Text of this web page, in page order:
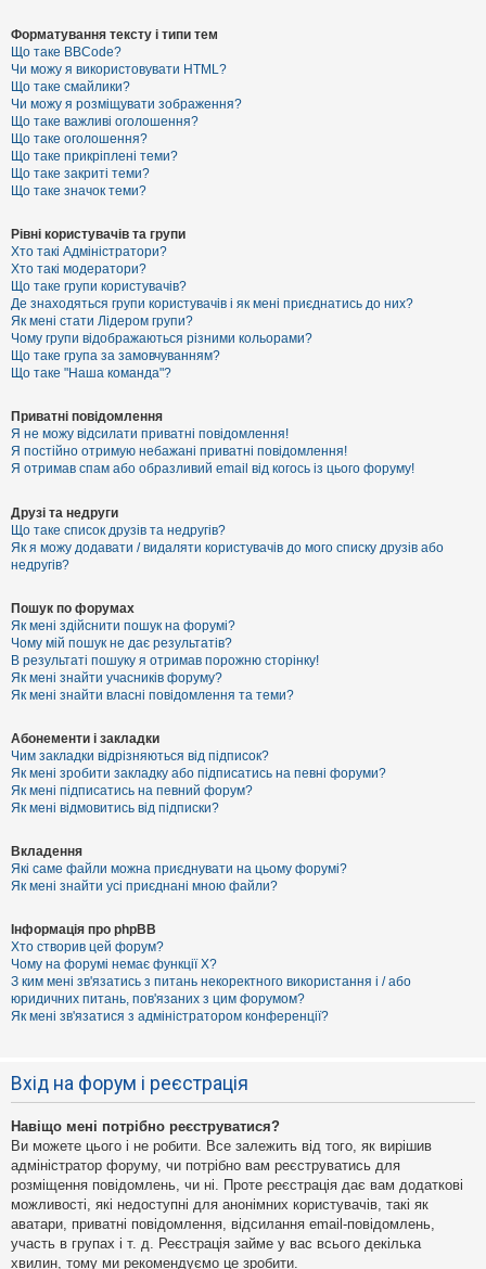
П
о
ш
у
к
Д
о
п
о
г
а
Форматування тексту і типи тем
Що таке BBCode?
Чи можу я використовувати HTML?
Що таке смайлики?
Чи можу я розміщувати зображення?
Що таке важливі оголошення?
Що таке оголошення?
Що таке прикріплені теми?
Що таке закриті теми?
Що таке значок теми?
Рівні користувачів та групи
Хто такі Адміністратори?
Хто такі модератори?
Що таке групи користувачів?
Де знаходяться групи користувачів і як мені приєднатись до них?
Як мені стати Лідером групи?
Чому групи відображаються різними кольорами?
Що таке група за замовчуванням?
Що таке "Наша команда"?
Приватні повідомлення
Я не можу відсилати приватні повідомлення!
Я постійно отримую небажані приватні повідомлення!
Я отримав спам або образливий email від когось із цього форуму!
Друзі та недруги
Що таке список друзів та недругів?
Як я можу додавати / видаляти користувачів до мого списку друзів або
недругів?
Пошук по форумах
Як мені здійснити пошук на форумі?
Чому мій пошук не дає результатів?
В результаті пошуку я отримав порожню сторінку!
Як мені знайти учасників форуму?
Як мені знайти власні повідомлення та теми?
Абонементи і закладки
Чим закладки відрізняються від підписок?
Як мені зробити закладку або підписатись на певні форуми?
Як мені підписатись на певний форум?
Як мені відмовитись від підписки?
Вкладення
Які саме файли можна приєднувати на цьому форумі?
Як мені знайти усі приєднані мною файли?
Інформація про phpBB
Хто створив цей форум?
Чому на форумі немає функції X?
З ким мені зв'язатись з питань некоректного використання і / або
юридичних питань, пов'язаних з цим форумом?
Як мені зв'язатися з адміністратором конференції?
Вхід на форум і реєстрація
Навіщо мені потрібно реєструватися?
Ви можете цього і не робити. Все залежить від того, як вирішив
адміністратор форуму, чи потрібно вам реєструватись для
розміщення повідомлень, чи ні. Проте реєстрація дає вам додаткові
можливості, які недоступні для анонімних користувачів, такі як
аватари, приватні повідомлення, відсилання email-повідомлень,
участь в групах і т. д. Реєстрація займе у вас всього декілька
хвилин, тому ми рекомендуємо це зробити.